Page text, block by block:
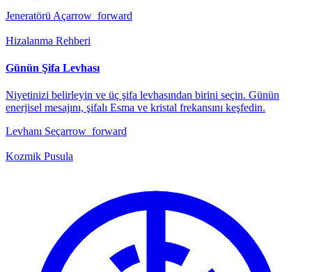
Jeneratörü Açarrow_forward
Hizalanma Rehberi
Günün Şifa Levhası
Niyetinizi belirleyin ve üç şifa levhasından birini seçin. Günün
enerjisel mesajını, şifalı Esma ve kristal frekansını keşfedin.
Levhanı Seçarrow_forward
Kozmik Pusula